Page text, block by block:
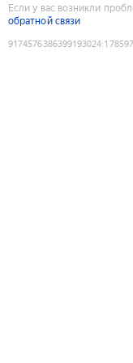
Если у вас возникли
обратной связи
9174576386399193024: